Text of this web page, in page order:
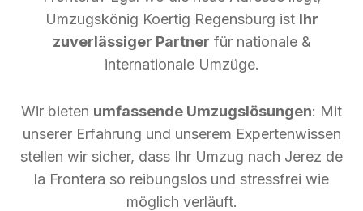
Umzugskönig Koertig Regensburg ist Ihr
zuverlässiger Partner für nationale &
internationale Umzüge.
Wir bieten umfassende Umzugslösungen: Mit
unserer Erfahrung und unserem Expertenwissen
stellen wir sicher, dass Ihr Umzug nach Jerez de
la Frontera so reibungslos und stressfrei wie
möglich verläuft.